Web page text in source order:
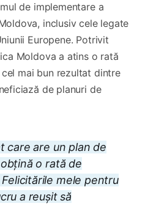
de implementare a
inclusiv cele legate
Europene. Potrivit
Moldova a atins o rată
mai bun rezultat dintre
de planuri de
care are un plan de
o rată de
mele pentru
a reușit să